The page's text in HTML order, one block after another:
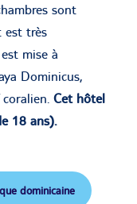
sont
est très
mise à
Dominicus,
Cet hôtel
18 ans).
dominicaine